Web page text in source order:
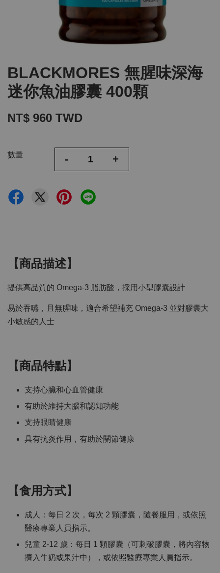
BLACKMORES 無腥味深海
迷你魚油膠囊 400顆
NT$ 960 TWD
數量 - +
【商品描述】
提供高品質的 Omega-3 脂肪酸，採用小型膠囊設計
易於吞嚥，且無腥味，適合希望補充 Omega-3 並對膠囊大
小敏感的人士
【商品特點】
支持心臟和心血管健康
有助於維持大腦和認知功能
支持眼睛健康
具有抗炎作用，有助於關節健康
【食用方式】
成人：每日 2 次，每次 2 顆膠囊，隨餐服用，或依照
醫療專業人員指示。
兒童 2-12 歲：每日 1 顆膠囊（可刺破膠囊，將內容物
擠入牛奶或果汁中），或依照醫療專業人員指示。